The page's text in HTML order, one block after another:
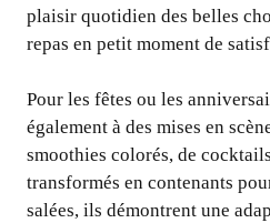
plaisir quotidien des belles
repas en petit moment de
Pour les fêtes ou les
également à des mises en
smoothies colorés, de
transformés en contenants
salées, ils démontrent une